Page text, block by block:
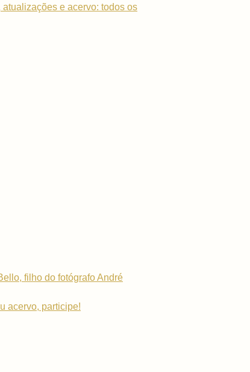
e acervo: todos os
filho do fotógrafo André
acervo, participe!